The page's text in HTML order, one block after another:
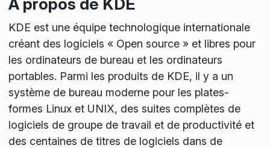
KDE est une équipe technologique internationale
créant des logiciels « Open source » et libres pour
les ordinateurs de bureau et les ordinateurs
portables. Parmi les produits de KDE, il y a un
système de bureau moderne pour les plates-
formes Linux et UNIX, des suites complètes de
logiciels de groupe de travail et de productivité et
des centaines de titres de logiciels dans de